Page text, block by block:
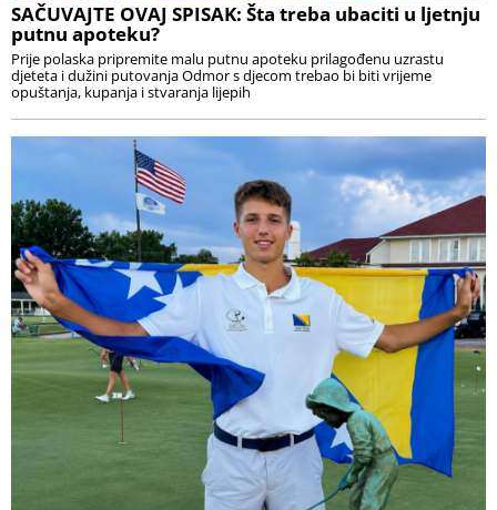
SAČUVAJTE OVAJ SPISAK: Šta treba ubaciti u ljetnju
putnu apoteku?
Prije polaska pripremite malu putnu apoteku prilagođenu uzrastu
djeteta i dužini putovanja Odmor s djecom trebao bi biti vrijeme
opuštanja, kupanja i stvaranja lijepih